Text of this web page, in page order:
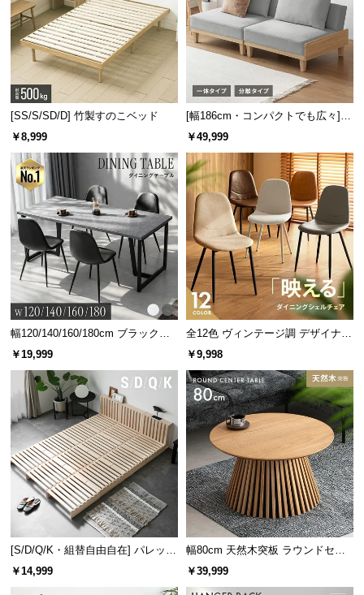
見た目を損なわせない背面化粧
背面に化粧仕上げを施しており、どの面を表にして
もお部屋の雰囲気を損なわず美しく収納できます。
木目調が美しいデザイン
まるで天然木のような、自然な木目調に仕上げまし
た。お部屋馴染みの良い美しいデザインです。
[SS/S/SD/D] 竹製すのこベッド
￥8,999
[幅186cm・コンパクトでも広々] 3
人掛けソファベッド リクライニン
￥49,999
幅120/140/160/180cm ブラックフ
レーム ダイニング 大理石調 4人掛
￥19,999
全12色 ヴィンテージ調 デザイナー
ズシェルチェア
￥9,998
[S/D/Q/K・組替自由自在] パレット
ベッド 8/12/16枚セット
￥14,999
幅80cm 天然木突板 ラウンドセン
ターテーブル 美しい格子デザイン
￥39,999